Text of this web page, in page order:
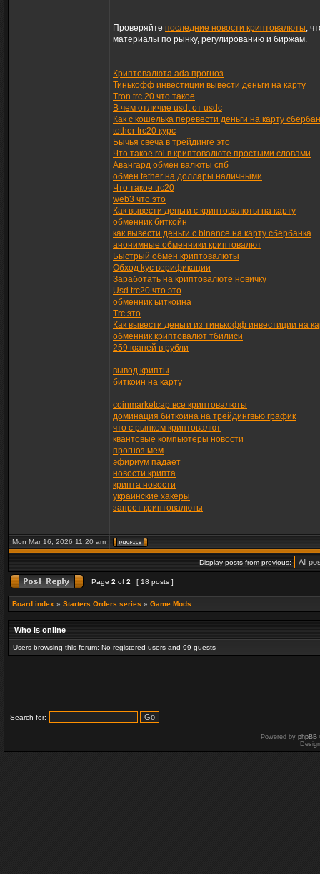
Проверяйте последние новости криптовалюты,
материалы по рынку, регулированию и биржам.
Криптовалюта ada прогноз
Тинькофф инвестиции вывести деньги на карту
Tron trc 20 что такое
В чем отличие usdt от usdc
Как с кошелька перевести деньги на карту
tether trc20 курс
Бычья свеча в трейдинге это
Что такое roi в криптовалюте простыми словами
Авангард обмен валюты спб
обмен tether на доллары наличными
Что такое trc20
web3 что это
Как вывести деньги с криптовалюты на карту
обменник биткойн
как вывести деньги с binance на карту сбербанка
анонимные обменники криптовалют
Быстрый обмен криптовалюты
Обход kyc верификации
Заработать на криптовалюте новичку
Usd trc20 что это
обменник ьиткоина
Trc это
Как вывести деньги из тинькофф инвестиции на
обменник криптовалют тбилиси
259 юаней в рубли
вывод крипты
биткоин на карту
coinmarketcap все криптовалюты
доминация биткоина на трейдингвью график
что с рынком криптовалют
квантовые компьютеры новости
прогноз мем
эфириум падает
новости крипта
крипта новости
украинские хакеры
запрет криптовалюты
Mon Mar 16, 2026 11:20 am
Display posts from previous:
Page 2 of 2 [ 18 posts ]
Board index » Starters Orders series » Game Mods
Who is online
Users browsing this forum: No registered users and 99 guests
Search for:
Powered by phpBB